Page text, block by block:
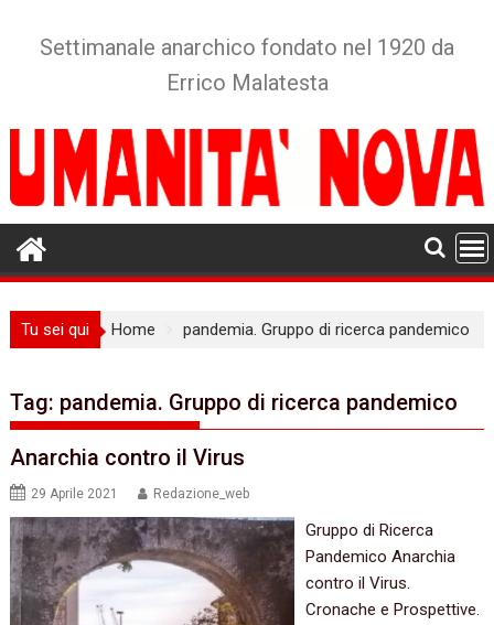
Settimanale anarchico fondato nel 1920 da
Errico Malatesta
Tu sei qui Home pandemia. Gruppo di ricerca pandemico
Tag: pandemia. Gruppo di ricerca pandemico
Anarchia contro il Virus
29 Aprile 2021 Redazione_web
Gruppo di Ricerca
Pandemico Anarchia
contro il Virus.
Cronache e Prospettive.